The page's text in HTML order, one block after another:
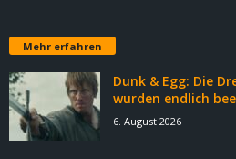
Mehr erfahren
Dunk & Egg: Die
wurden endlich
6. August 2026